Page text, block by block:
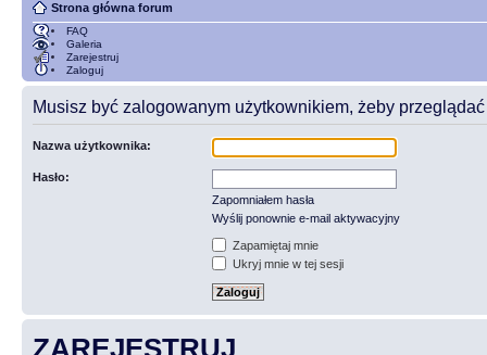
Strona główna forum
FAQ
Galeria
Zarejestruj
Zaloguj
Musisz być zalogowanym użytkownikiem, żeby przeglądać
Nazwa użytkownika:
Hasło:
Zapomniałem hasła
Wyślij ponownie e-mail aktywacyjny
Zapamiętaj mnie
Ukryj mnie w tej sesji
ZAREJESTRUJ